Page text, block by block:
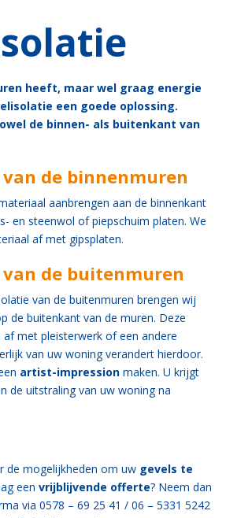
heeft, maar wel graag energie
een goede oplossing.
de binnen- als buitenkant van
de binnenmuren
aanbrengen aan de binnenkant
en steenwol of piepschuim platen. We
af met gipsplaten.
de buitenmuren
van de buitenmuren brengen wij
de buitenkant van de muren. Deze
met pleisterwerk of een andere
van uw woning verandert hierdoor.
artist-impression maken. U krijgt
de uitstraling van uw woning na
de mogelijkheden om uw gevels te
een vrijblijvende offerte? Neem dan
via 0578 – 69 25 41 / 06 – 5331 5242